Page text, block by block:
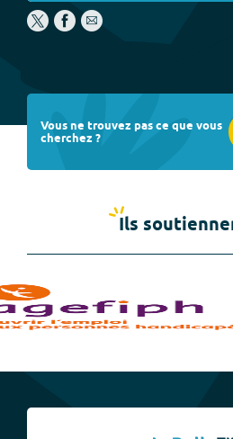
Vous ne trouvez pas ce que vous
cherchez ?
Ils